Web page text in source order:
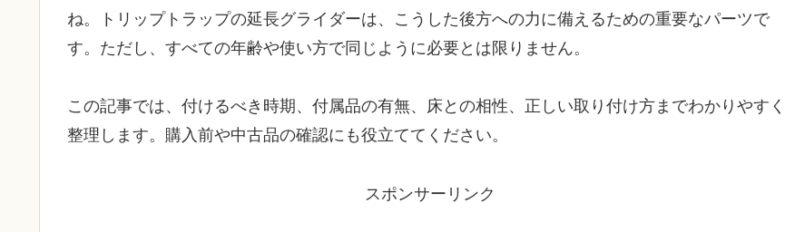
ね。トリップトラップの延長グライダーは、こうした後方への力に備えるための重要なパーツで
す。ただし、すべての年齢や使い方で同じように必要とは限りません。
この記事では、付けるべき時期、付属品の有無、床との相性、正しい取り付け方までわかりやすく
整理します。購入前や中古品の確認にも役立ててください。
スポンサーリンク